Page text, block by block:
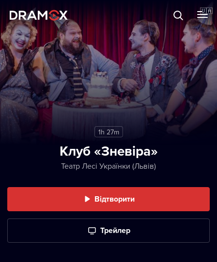
🇺🇦
Cертифікати
Зареєструватися
1h 27m
Клуб «Зневіра»
Театр Лесі Українки (Львів)
Відтворити
Трейлер